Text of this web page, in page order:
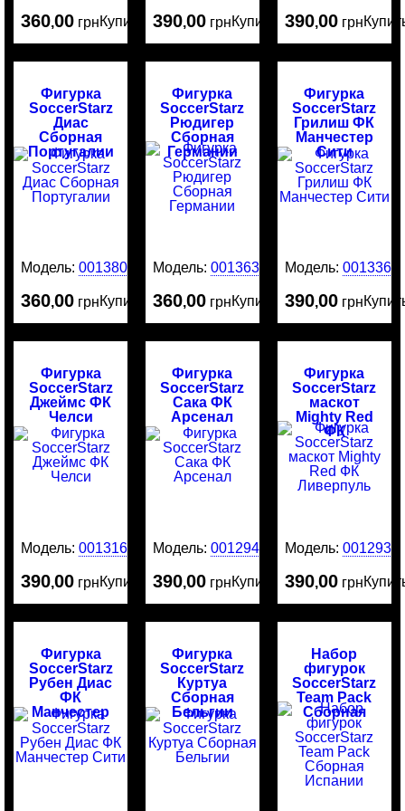
360,00 грнКупить 390,00 грнКупить 390,00 грн
Фигурка
SoccerStarz
Диас
Сборная
Португалии
Модель:0013801
360,00 грнКупить
Фигурка
SoccerStarz
Рюдигер
Сборная
Германии
Модель:0013635
360,00 грнКупить
Фигурка
SoccerStarz
Грилиш ФК
Манчестер
Сити
Модель: 0013369
390,00 грн
Фигурка
SoccerStarz
Джеймс ФК
Челси
Модель:0013161
390,00 грнКупить
Фигурка
SoccerStarz
Сака ФК
Арсенал
Модель:0012942
390,00 грнКупить
Фигурка
SoccerStarz
маскот
Mighty Red
ФК
Ливерпуль
Модель: 0012938
390,00 грн
Фигурка
SoccerStarz
Рубен Диас
ФК
Манчестер
Сити
Фигурка
SoccerStarz
Куртуа
Сборная
Бельгии
Набор
фигурок
SoccerStarz
Team Pack
Сборная
Испании